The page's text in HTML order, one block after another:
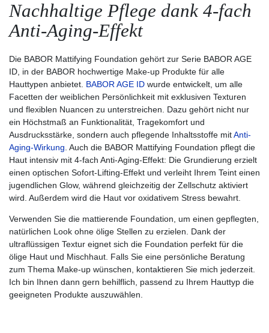
Nachhaltige Pflege dank 4-fach
Anti-Aging-Effekt
Die BABOR Mattifying Foundation gehört zur Serie BABOR AGE
ID, in der BABOR hochwertige Make-up Produkte für alle
Hauttypen anbietet. BABOR AGE ID wurde entwickelt, um alle
Facetten der weiblichen Persönlichkeit mit exklusiven Texturen
und flexiblen Nuancen zu unterstreichen. Dazu gehört nicht nur
ein Höchstmaß an Funktionalität, Tragekomfort und
Ausdrucksstärke, sondern auch pflegende Inhaltsstoffe mitAnti-
Aging-Wirkung . Auch die BABOR Mattifying Foundation pflegt die
Haut intensiv mit 4-fach Anti-Aging-Effekt: Die Grundierung erzielt
einen optischen Sofort-Lifting-Effekt und verleiht Ihrem Teint einen
jugendlichen Glow, während gleichzeitig der Zellschutz aktiviert
wird. Außerdem wird die Haut vor oxidativem Stress bewahrt.
Verwenden Sie die mattierende Foundation, um einen gepflegten,
natürlichen Look ohne ölige Stellen zu erzielen. Dank der
ultraflüssigen Textur eignet sich die Foundation perfekt für die
ölige Haut und Mischhaut. Falls Sie eine persönliche Beratung
zum Thema Make-up wünschen, kontaktieren Sie mich jederzeit.
Ich bin Ihnen dann gern behilflich, passend zu Ihrem Hauttyp die
geeigneten Produkte auszuwählen.